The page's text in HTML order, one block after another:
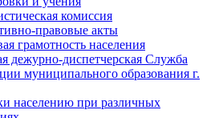
комиссия
правовые акты
грамотность населения
диспетчерская Служба
муниципального образования г.
населению при различных